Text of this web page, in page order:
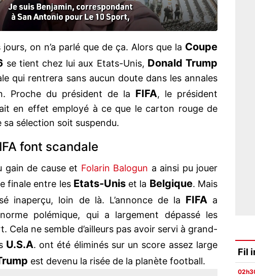
on n’a parlé que de ça. Alors que la Coupe
se tient chez lui aux Etats-Unis, Donald Trump
qui rentrera sans aucun doute dans les annales
Proche du président de la FIFA, le président
en effet employé à ce que le carton rouge de
sa sélection soit suspendu.
font scandale
gain de cause et Folarin Balogun a ainsi pu jouer
finale entre lesEtats-Uniset la Belgique. Mais
inaperçu, loin de là. L’annonce de la FIFA a
polémique, qui a largement dépassé les
Cela ne semble d’ailleurs pas avoir servi à grand-
U.S.A. ont été éliminés sur un score assez large
est devenu la risée de la planète football.
Fil